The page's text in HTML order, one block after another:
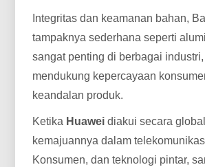
Integritas dan keamanan bahan,
tampaknya sederhana seperti
sangat penting di berbagai
mendukung kepercayaan
keandalan produk.
Ketika Huawei diakui secara
kemajuannya dalam
Konsumen, dan teknologi pintar,